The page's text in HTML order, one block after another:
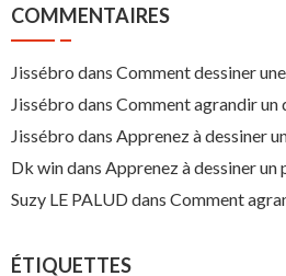
COMMENTAIRES
Jissébro dans Comment dessiner
Jissébro dans Comment agrandir un
Jissébro dans Apprenez à dessiner
Dk windans Apprenez à dessiner un
Suzy LE PALUDdans Comment
ÉTIQUETTES